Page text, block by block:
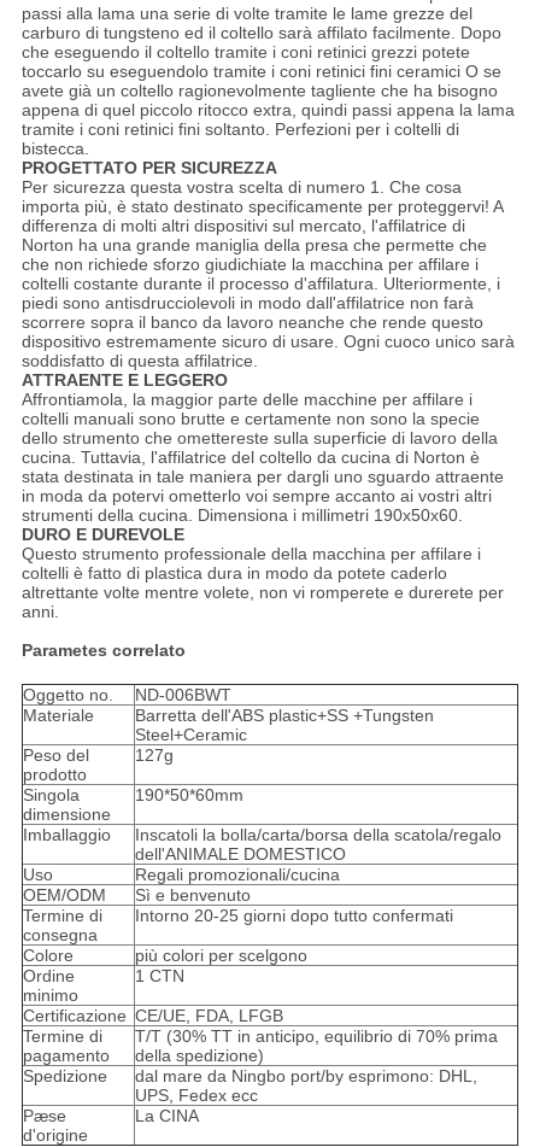
passi alla lama una serie di volte tramite le lame grezze del
carburo di tungsteno ed il coltello sarà affilato facilmente. Dopo
che eseguendo il coltello tramite i coni retinici grezzi potete
toccarlo su eseguendolo tramite i coni retinici fini ceramici O se
avete già un coltello ragionevolmente tagliente che ha bisogno
appena di quel piccolo ritocco extra, quindi passi appena la lama
tramite i coni retinici fini soltanto. Perfezioni per i coltelli di
bistecca.
PROGETTATO PER SICUREZZA
Per sicurezza questa vostra scelta di numero 1. Che cosa
importa più, è stato destinato specificamente per proteggervi! A
differenza di molti altri dispositivi sul mercato, l'affilatrice di
Norton ha una grande maniglia della presa che permette che
che non richiede sforzo giudichiate la macchina per affilare i
coltelli costante durante il processo d'affilatura. Ulteriormente, i
piedi sono antisdrucciolevoli in modo dall'affilatrice non farà
scorrere sopra il banco da lavoro neanche che rende questo
dispositivo estremamente sicuro di usare. Ogni cuoco unico sarà
soddisfatto di questa affilatrice.
ATTRAENTE E LEGGERO
Affrontiamola, la maggior parte delle macchine per affilare i
coltelli manuali sono brutte e certamente non sono la specie
dello strumento che omettereste sulla superficie di lavoro della
cucina. Tuttavia, l'affilatrice del coltello da cucina di Norton è
stata destinata in tale maniera per dargli uno sguardo attraente
in moda da potervi ometterlo voi sempre accanto ai vostri altri
strumenti della cucina. Dimensiona i millimetri 190x50x60.
DURO E DUREVOLE
Questo strumento professionale della macchina per affilare i
coltelli è fatto di plastica dura in modo da potete caderlo
altrettante volte mentre volete, non vi romperete e durerete per
anni.
Parametes correlato
Oggetto no.
ND-006BWT
Materiale
Barretta dell'ABS plastic+SS +Tungsten
Steel+Ceramic
Peso del
prodotto
127g
Singola
dimensione
190*50*60mm
Imballaggio
Inscatoli la bolla/carta/borsa della scatola/regalo
dell'ANIMALE DOMESTICO
Uso
Regali promozionali/cucina
OEM/ODM
Sì e benvenuto
Termine di
consegna
Intorno 20-25 giorni dopo tutto confermati
Colore
più colori per scelgono
Ordine
minimo
1 CTN
Certificazione CE/UE, FDA, LFGB
Termine di
pagamento
T/T (30% TT in anticipo, equilibrio di 70% prima
della spedizione)
Spedizione
dal mare da Ningbo port/by esprimono: DHL,
UPS, Fedex ecc
Pæse
d'origine
La CINA